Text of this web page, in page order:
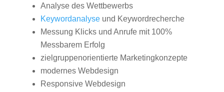
Analyse des Wettbewerbs
Keywordanalyseund Keywordrecherche
Messung Klicks und Anrufe mit 100%
Messbarem Erfolg
zielgruppenorientierte Marketingkonzepte
modernes Webdesign
Responsive Webdesign